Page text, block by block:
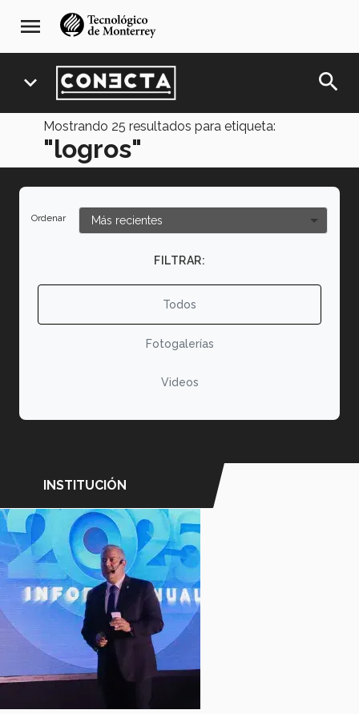
navegación
principal
menu
expand_more search
Mostrando 25 resultados para etiqueta:
"logros"
Ordenar
FILTRAR:
Todos
Fotogalerías
Videos
INSTITUCIÓN